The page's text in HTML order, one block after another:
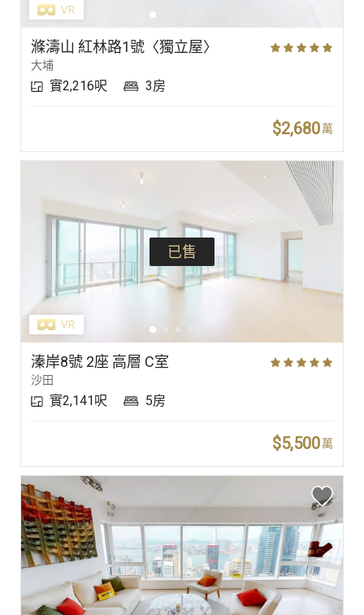
滌濤山 紅林路1號〈獨立屋〉
大埔
實2,216呎 3房
$2,680萬
已售
溱岸8號 2座 高層 C室
沙田
實2,141呎 5房
$5,500萬